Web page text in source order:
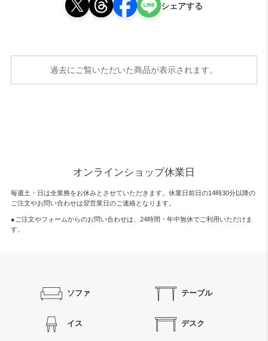
シェアする
過去にご覧いただいた商品が表示されます。
オンラインショップ休業日
毎週土・日は全業務をお休みとさせていただきます。休業日前日の14時30分以降の
ご注文やお問い合わせは翌営業日のご連絡となります。
●ご注文やフォームからのお問い合わせは、 24時間・年中無休でご利用いただけま
す。
ソファ テーブル
イス デスク